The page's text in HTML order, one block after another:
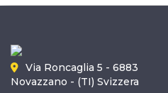
Via Roncaglia 5 - 6883
Novazzano - (TI) Svizzera